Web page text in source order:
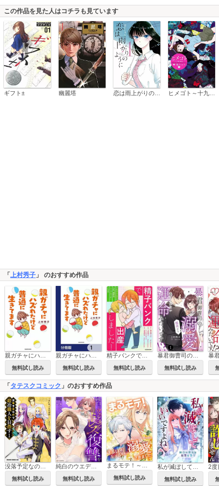
この作品を見た人はコチラも見ています
ギフト± 幽麗塔
「 上村秀子 」 のおすすめ作品
親ガチャにハズれたけど普通に生きてます
無料試し読み
親ガチャにハズれたけど普通に生きてます【分冊版】
無料試し読み 無料試し読み
暴君御曹司の溺愛猛攻から逃げられない運命みたいです!?【分冊版】
無料試し読み
「 タテスクコミック 」のおすすめ作品
没落予定なので、鍛冶職人を目指す【タテスク】
無料試し読み
純白のウエディングドレスで復讐を【タテスク】
無料試し読み
まるモテ！～まるいほどモテる世界で溺愛されました～【タテスク】
無料試し読み
私が滅ぼしていいですよね 純白の聖女は復讐を誓う【タテスク】
無料試し読み